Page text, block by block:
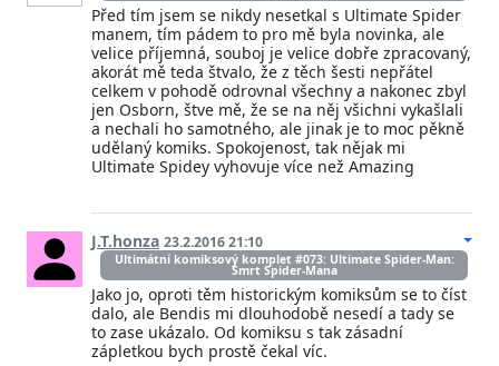
Před tím jsem se nikdy nesetkal s Ultimate Spider
manem, tím pádem to pro mě byla novinka, ale
velice příjemná, souboj je velice dobře zpracovaný,
akorát mě teda štvalo, že z těch šesti nepřátel
celkem v pohodě odrovnal všechny a nakonec zbyl
jen Osborn, štve mě, že se na něj všichni vykašlali
a nechali ho samotného, ale jinak je to moc pěkně
udělaný komiks. Spokojenost, tak nějak mi
Ultimate Spidey vyhovuje více než Amazing
J.T.honza 23.2.2016 21:10
Ultimátní komiksový komplet #073: Ultimate Spider-Man:
Smrt Spider-Mana
Jako jo, oproti těm historickým komiksům se to číst
dalo, ale Bendis mi dlouhodobě nesedí a tady se
to zase ukázalo. Od komiksu s tak zásadní
zápletkou bych prostě čekal víc.